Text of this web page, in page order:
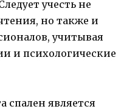
учесть не
но также и
учитывая
и психологические
спален является